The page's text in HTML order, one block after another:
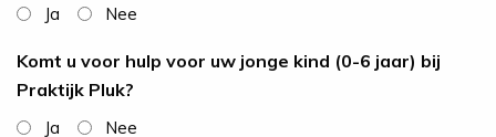
Ja Nee
Komt u voor hulp voor uw jonge kind (0-6 jaar) bij
Praktijk Pluk?
Ja Nee